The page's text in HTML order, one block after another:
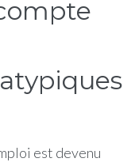
est devenu